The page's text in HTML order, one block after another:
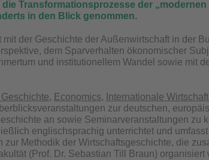
Transformationsprozesse der
in den Blick genommen.
der Geschichte der Außenwirtschaft in der
dem Sparverhalten ökonomischer
und institutionellem Wandel sowie mit
, Economics, Internationale
zur deutschen,
an sowie Seminarveranstaltungen zu
englischsprachig unterrichtet und
zur Methodik der Wirtschaftsgeschichte, die
(Prof. Dr. Sebastian Till Braun) organisiert